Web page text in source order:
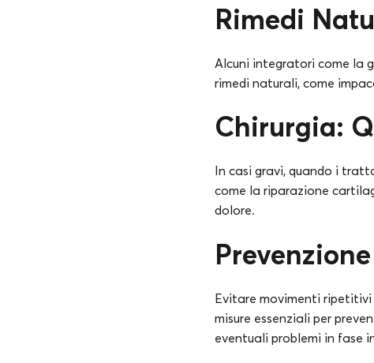
Rimedi
Alcuni integratori come la
rimedi naturali, come
Chirurgia:
In casi gravi, quando i
come la riparazione
dolore.
Evitare movimenti
misure essenziali per
eventuali problemi in fase